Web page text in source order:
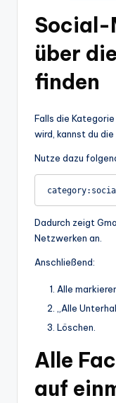
Social-
über
finden
Falls die
wird, kannst du
Nutze dazu
Dadurch zeigt
Netzwerken an.
Anschließend:
Alle
„Alle
Löschen.
Alle
auf